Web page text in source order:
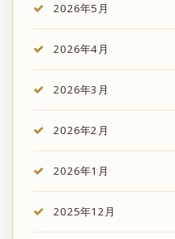
2026年5月
2026年4月
2026年3月
2026年2月
2026年1月
2025年12月